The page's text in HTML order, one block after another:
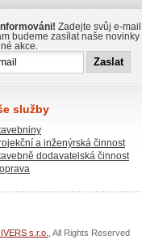
Zadejte svůj e-mail
budeme zasílat naše novinky
akce.
služby
a inženýrská činnost
dodavatelská činnost
s.r.o. , All Rights Reserved